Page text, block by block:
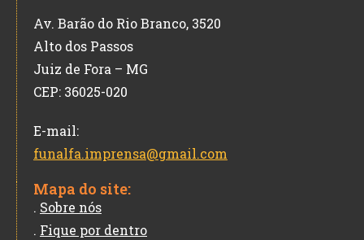
Av. Barão do Rio Branco, 3520
Alto dos Passos
Juiz de Fora – MG
CEP: 36025-020
E-mail:
funalfa.imprensa@gmail.com
Mapa do site:
. Sobre nós
. Fique por dentro